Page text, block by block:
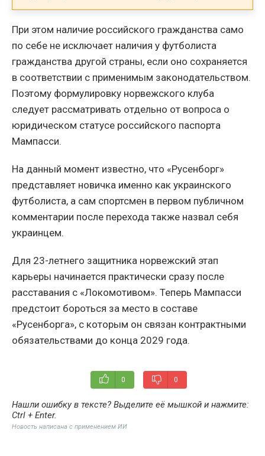
При этом наличие российского гражданства само
по себе не исключает наличия у футболиста
гражданства другой страны, если оно сохраняется
в соответствии с применимым законодательством.
Поэтому формулировку норвежского клуба
следует рассматривать отдельно от вопроса о
юридическом статусе российского паспорта
Мампасси.
На данный момент известно, что «Русенборг»
представляет новичка именно как украинского
футболиста, а сам спортсмен в первом публичном
комментарии после перехода также назвал себя
украинцем.
Для 23-летнего защитника норвежский этап
карьеры начинается практически сразу после
расставания с «Локомотивом». Теперь Мампасси
предстоит бороться за место в составе
«Русенборга», с которым он связан контрактными
обязательствами до конца 2029 года.
0 0
Нашли ошибку в тексте? Выделите её мышкой и нажмите:
Ctrl + Enter.
Новость написана с применением ИИ